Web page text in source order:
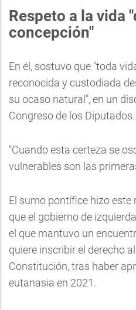
Respeto a la vida
concepción"
En él, sostuvo que "toda
reconocida y custodiada
su ocaso natural", en un
Congreso de los Diputados.
"Cuando esta certeza se
vulnerables son las
El sumo pontífice hizo este
que el gobierno de
el que mantuvo un
quiere inscribir el derecho
Constitución, tras haber
eutanasia en 2021.